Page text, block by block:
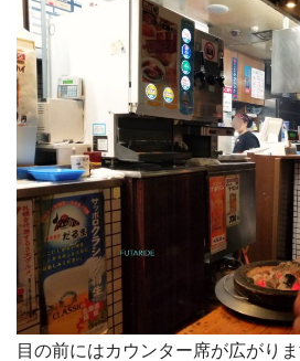
目の前にはカウンター席が広がり